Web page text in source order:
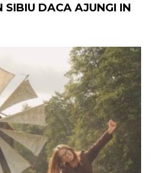
SIBIU DACA AJUNGI IN